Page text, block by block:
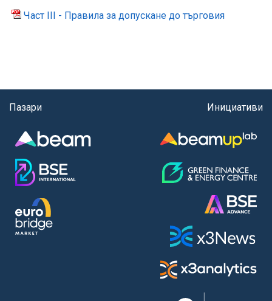
Част III - Правила за допускане до търговия
Пазари Инициативи